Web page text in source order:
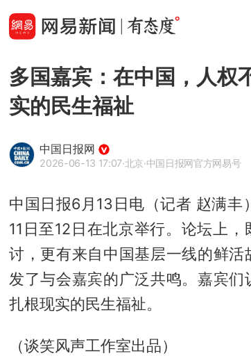
多国嘉宾：在中国，人权
实的民生福祉
中国日报网
2026-06-13 17:07·北京·中国日报网官方网易号
中国日报6月13日电（记者 赵满丰
11日至12日在北京举行。论坛上
讨，更有来自中国基层一线的鲜活
发了与会嘉宾的广泛共鸣。嘉宾
扎根现实的民生福祉。
（谈笑风声工作室出品）